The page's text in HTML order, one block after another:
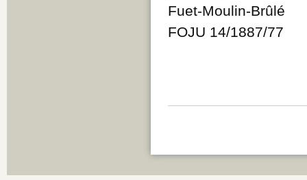
Fuet-Moulin-Brûlé
FOJU 14/1887/77